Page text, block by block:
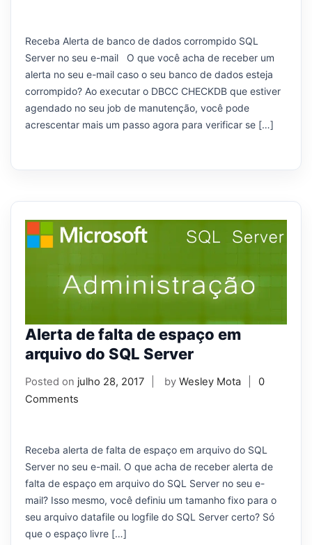
Receba Alerta de banco de dados corrompido SQL
Server no seu e-mail O que você acha de receber um
alerta no seu e-mail caso o seu banco de dados esteja
corrompido? Ao executar o DBCC CHECKDB que estiver
agendado no seu job de manutenção, você pode
acrescentar mais um passo agora para verificar se […]
Alerta de falta de espaço em
arquivo do SQL Server
Posted on julho 28, 2017 by Wesley Mota
0
Comments
Receba alerta de falta de espaço em arquivo do SQL
Server no seu e-mail. O que acha de receber alerta de
falta de espaço em arquivo do SQL Server no seu e-
mail? Isso mesmo, você definiu um tamanho fixo para o
seu arquivo datafile ou logfile do SQL Server certo? Só
que o espaço livre […]